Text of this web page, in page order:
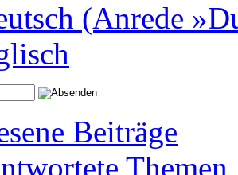
(Anrede
Beiträge
Themen